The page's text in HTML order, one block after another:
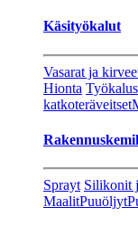
Käsityökalut
Vasarat ja
Hionta
katkoteräveitset
Sprayt Silikonit
MaalitPuuöljyt